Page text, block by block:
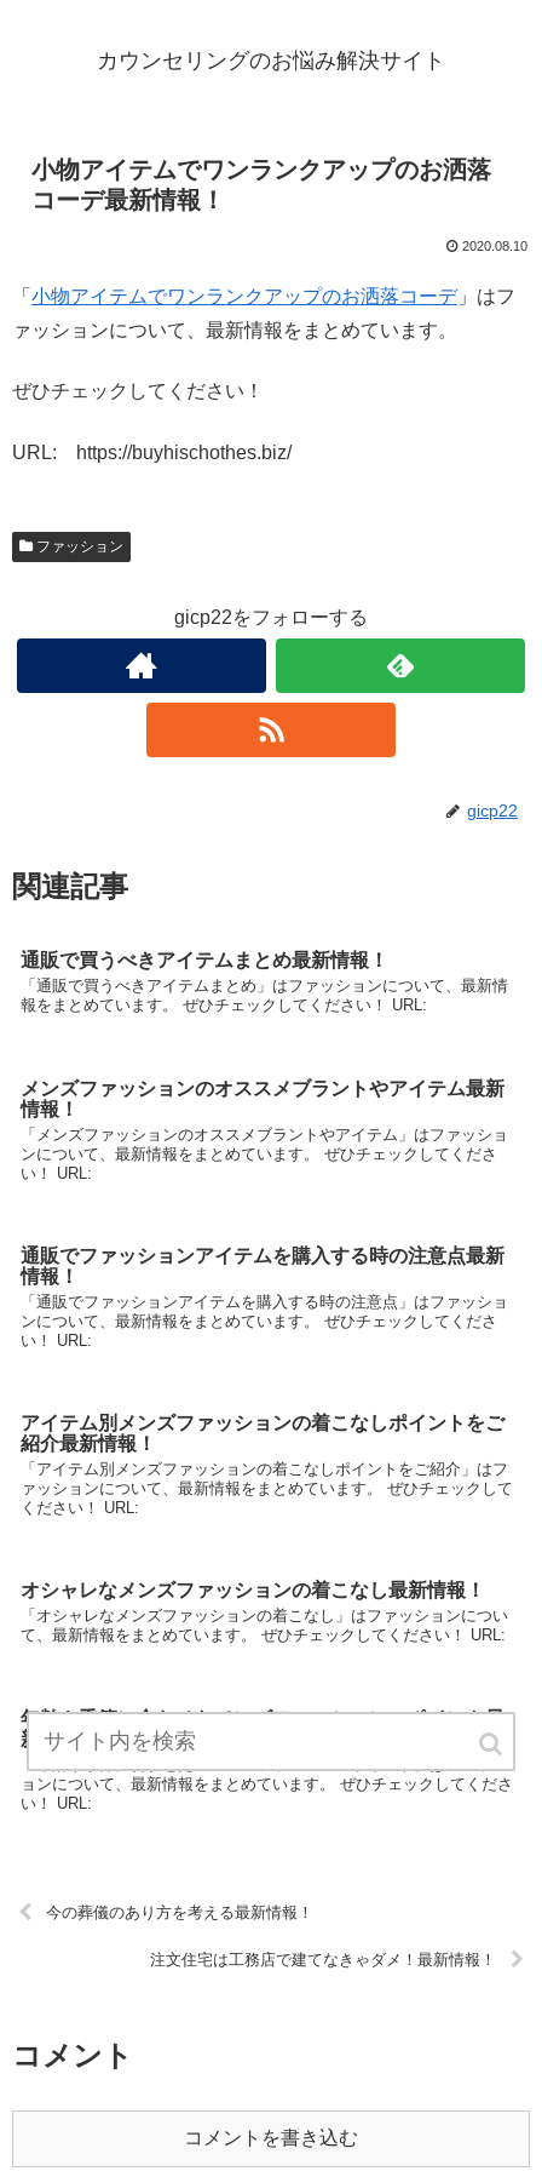
カウンセリングのお悩み解決サイト
小物アイテムでワンランクアップのお洒落
コーデ最新情報！
2020.08.10
「 小物アイテムでワンランクアップのお洒落コーデ」はフ
ァッションについて、最新情報をまとめています。
ぜひチェックしてください！
URL: https://buyhischothes.biz/
ファッション
gicp22をフォローする
gicp22
関連記事
通販で買うべきアイテムまとめ最新情報！
「通販で買うべきアイテムまとめ」はファッションについて、最新情
報をまとめています。 ぜひチェックしてください！ URL:
メンズファッションのオススメブラントやアイテム最新
情報！
「メンズファッションのオススメブラントやアイテム」はファッショ
ンについて、最新情報をまとめています。 ぜひチェックしてくださ
い！ URL:
通販でファッションアイテムを購入する時の注意点最新
情報！
「通販でファッションアイテムを購入する時の注意点」はファッショ
ンについて、最新情報をまとめています。 ぜひチェックしてくださ
い！ URL:
アイテム別メンズファッションの着こなしポイントをご
紹介最新情報！
「アイテム別メンズファッションの着こなしポイントをご紹介」はフ
ァッションについて、最新情報をまとめています。 ぜひチェックして
ください！ URL:
オシャレなメンズファッションの着こなし最新情報！
「オシャレなメンズファッションの着こなし」はファッションについ
て、最新情報をまとめています。 ぜひチェックしてください！ URL:
年齢や季節に合わせたメンズファッションのポイント最
新情報！
ョンについて、最新情報をまとめています。 ぜひチェックしてくださ
い！ URL:
今の葬儀のあり方を考える最新情報！
注文住宅は工務店で建てなきゃダメ！最新情報！
コメント
コメントを書き込む